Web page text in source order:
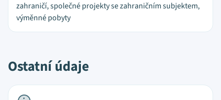
zahraničí, společné projekty se zahraničním subjektem,
výměnné pobyty
Ostatní údaje